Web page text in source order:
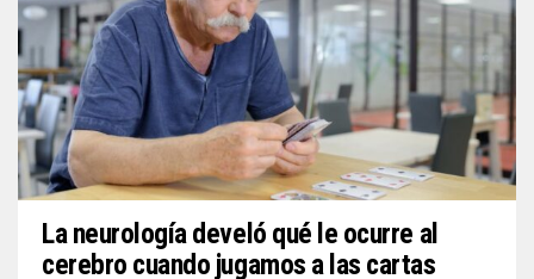
La neurología develó qué le ocurre al
cerebro cuando jugamos a las cartas